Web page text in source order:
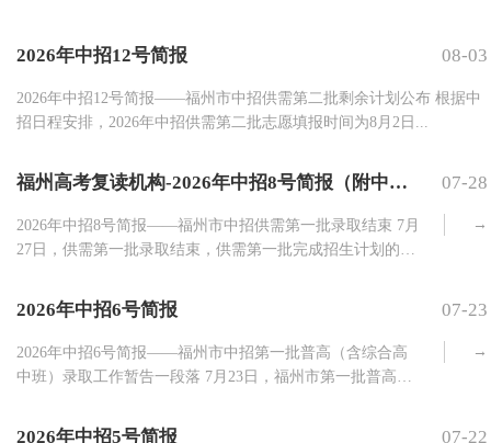
08-03
2026年中招12号简报
2026年中招12号简报——福州市中招供需第二批剩余计划公布 根据中
招日程安排，2026年中招供需第二批志愿填报时间为8月2日...
07-28
→
福州高考复读机构-2026年中招8号简报（附中考中招温馨提醒）
2026年中招8号简报——福州市中招供需第一批录取结束 7月
27日，供需第一批录取结束，供需第一批完成招生计划的学
07-23
→
2026年中招6号简报
2026年中招6号简报——福州市中招第一批普高（含综合高
中班）录取工作暂告一段落 7月23日，福州市第一批普高
07-22
2026年中招5号简报